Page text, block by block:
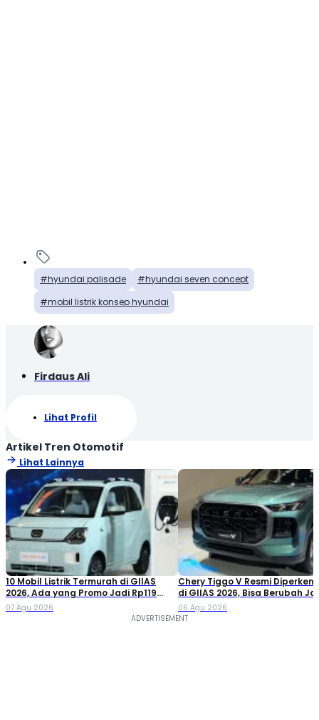
hyundai palisade
hyundai seven concept
mobil listrik konsep hyundai
Firdaus Ali
Lihat Profil
Artikel Tren Otomotif
Lihat Lainnya
10 Mobil Listrik Termurah di GIIAS
2026, Ada yang Promo Jadi Rp119
Jutaan!
07 Agu 2026
Chery Tiggo V Resmi
di GIIAS 2026, Bisa Berubah
Double Cabin
06 Agu 2026